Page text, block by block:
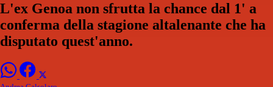
L'ex Genoa non sfrutta la chance dal 1' a
conferma della stagione altalenante che ha
disputato quest'anno.